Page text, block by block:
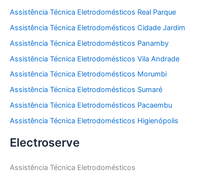
Assistência Técnica Eletrodomésticos Real Parque
Assistência Técnica Eletrodomésticos Cidade Jardim
Assistência Técnica Eletrodomésticos Panamby
Assistência Técnica Eletrodomésticos Vila Andrade
Assistência Técnica Eletrodomésticos Morumbi
Assistência Técnica Eletrodomésticos Sumaré
Assistência Técnica Eletrodomésticos Pacaembu
Assistência Técnica Eletrodomésticos Higienópolis
Electroserve
Assistência Técnica Eletrodomésticos